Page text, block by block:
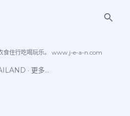
食住行吃喝玩乐。 www.j-e-a-n.com
更多…